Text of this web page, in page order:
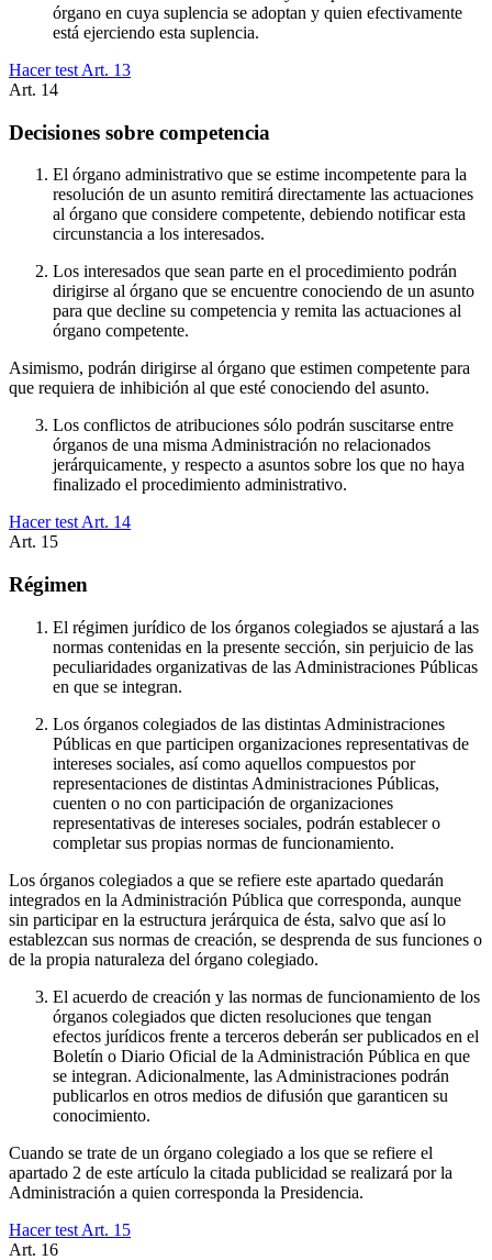
órgano en cuya suplencia se adoptan y quien efectivamente
está ejerciendo esta suplencia.
Hacer test Art. 13
Art. 14
Decisiones sobre competencia
El órgano administrativo que se estime incompetente para la
resolución de un asunto remitirá directamente las actuaciones
al órgano que considere competente, debiendo notificar esta
circunstancia a los interesados.
Los interesados que sean parte en el procedimiento podrán
dirigirse al órgano que se encuentre conociendo de un asunto
para que decline su competencia y remita las actuaciones al
órgano competente.
Asimismo, podrán dirigirse al órgano que estimen competente para
que requiera de inhibición al que esté conociendo del asunto.
Los conflictos de atribuciones sólo podrán suscitarse entre
órganos de una misma Administración no relacionados
jerárquicamente, y respecto a asuntos sobre los que no haya
finalizado el procedimiento administrativo.
Hacer test Art. 14
Art. 15
Régimen
El régimen jurídico de los órganos colegiados se ajustará a las
normas contenidas en la presente sección, sin perjuicio de las
peculiaridades organizativas de las Administraciones Públicas
en que se integran.
Los órganos colegiados de las distintas Administraciones
Públicas en que participen organizaciones representativas de
intereses sociales, así como aquellos compuestos por
representaciones de distintas Administraciones Públicas,
cuenten o no con participación de organizaciones
representativas de intereses sociales, podrán establecer o
completar sus propias normas de funcionamiento.
Los órganos colegiados a que se refiere este apartado quedarán
integrados en la Administración Pública que corresponda, aunque
sin participar en la estructura jerárquica de ésta, salvo que así lo
establezcan sus normas de creación, se desprenda de sus funciones o
de la propia naturaleza del órgano colegiado.
El acuerdo de creación y las normas de funcionamiento de los
órganos colegiados que dicten resoluciones que tengan
efectos jurídicos frente a terceros deberán ser publicados en el
Boletín o Diario Oficial de la Administración Pública en que
se integran. Adicionalmente, las Administraciones podrán
publicarlos en otros medios de difusión que garanticen su
conocimiento.
Cuando se trate de un órgano colegiado a los que se refiere el
apartado 2 de este artículo la citada publicidad se realizará por la
Administración a quien corresponda la Presidencia.
Hacer test Art. 15
Art. 16